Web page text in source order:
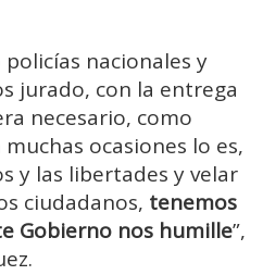
nacionales y
jurado, con la entrega
necesario, como
ocasiones lo es,
y las libertades y velar
ciudadanos, tenemos
Gobierno nos humille”,